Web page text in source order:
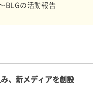
BLGの活動報告
、新メディアを創設